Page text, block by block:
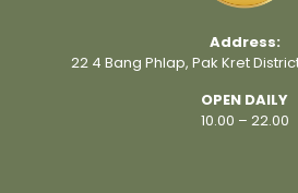
Address:
22 4 Bang Phlap, Pak Kret
OPEN DAILY
10.00 – 22.00